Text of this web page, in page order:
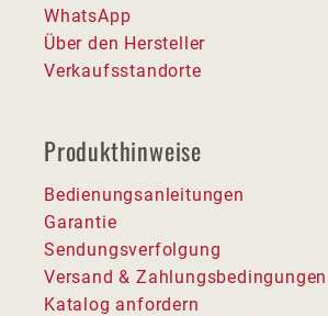
WhatsApp
Über den Hersteller
Verkaufsstandorte
Produkthinweise
Bedienungsanleitungen
Garantie
Sendungsverfolgung
Versand & Zahlungsbedingungen
Katalog anfordern